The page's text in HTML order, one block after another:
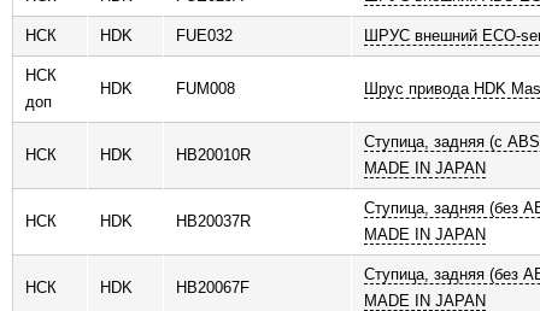
НСК HDK FUE032 ШРУС внешний ECO-
НСК
доп
HDK FUM008 Шрус привода HDK
НСК HDK HB20010R
Ступица, задняя (с
MADE IN JAPAN
НСК HDK HB20037R
Ступица, задняя (без
MADE IN JAPAN
НСК HDK HB20067F
Ступица, задняя (без
MADE IN JAPAN